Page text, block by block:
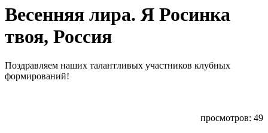
Весенняя лира. Я Росинка
твоя, Россия
Поздравляем наших талантливых участников клубных
формирований!
просмотров: 49